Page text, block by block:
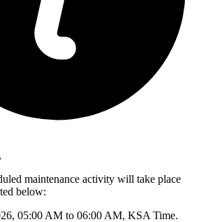
maintenance activity will take place
below:
05:00 AM to 06:00 AM, KSA Time.